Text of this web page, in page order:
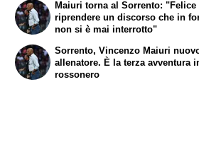
Maiuri torna al Sorrento: "Felice
riprendere un discorso che in
non si è mai interrotto"
Sorrento, Vincenzo Maiuri
allenatore. È la terza avventura
rossonero